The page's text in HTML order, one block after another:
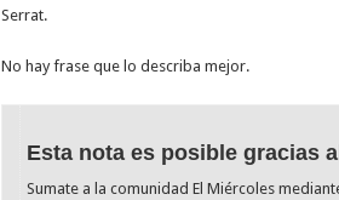
Serrat.
No hay frase que lo describa mejor.
Esta nota es posible gracias
Sumate a la comunidad El Miércoles